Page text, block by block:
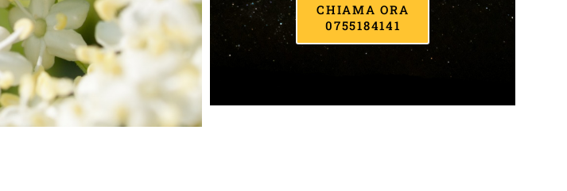
CHIAMA ORA
0755184141